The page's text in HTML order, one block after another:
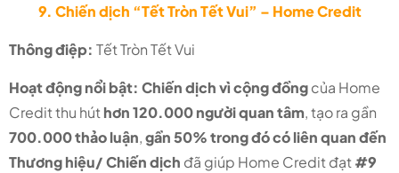
9. Chiến dịch “Tết Tròn Tết Vui” – Home Credit
Thông điệp: Tết Tròn Tết Vui
Hoạt động nổi bật: Chiến dịch vì cộng đồngcủa Home
Credit thu hút hơn 120.000 người quan tâm, tạo ra gần
700.000 thảo luận,gần 50% trong đó có liên quan đến
Thương hiệu/ Chiến dịch đã giúp Home Credit đạt #9